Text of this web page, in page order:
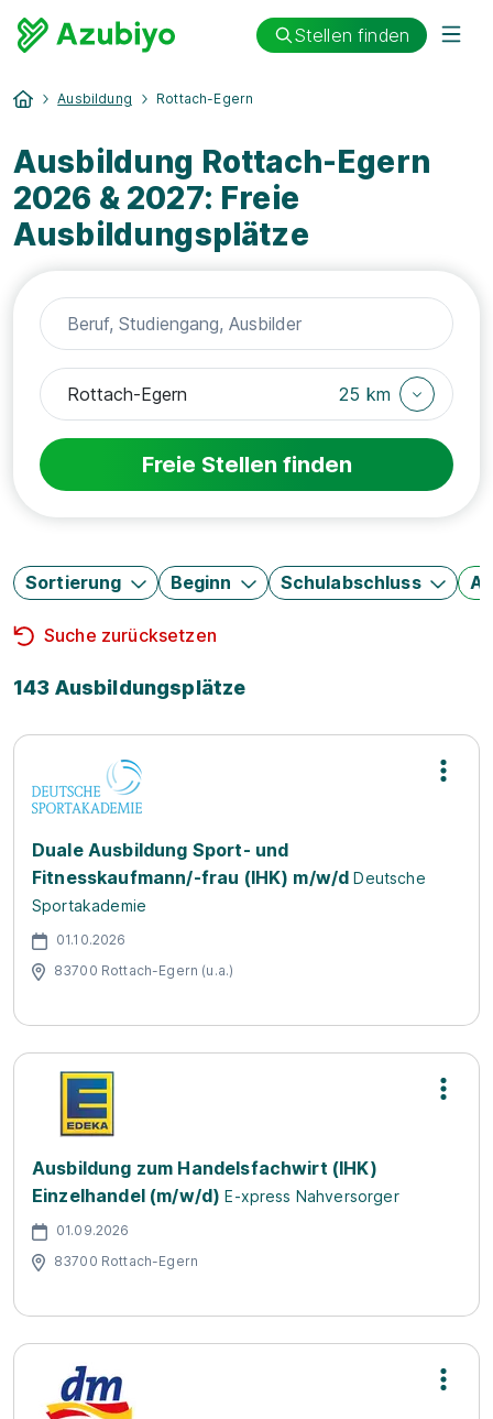
Stellen finden
Ausbildung Rottach-Egern
Ausbildung Rottach-Egern
2026 & 2027: Freie
Ausbildungsplätze
25 km
Freie Stellen finden
Sortierung Beginn Schulabschluss
Suche zurücksetzen
143 Ausbildungsplätze
Duale Ausbildung Sport- und
Fitnesskaufmann/-frau (IHK) m/w/d Deutsche
Sportakademie
01.10.2026
83700 Rottach-Egern (u.a.)
Ausbildung zum Handelsfachwirt (IHK)
Einzelhandel (m/w/d) E-xpress Nahversorger
01.09.2026
83700 Rottach-Egern